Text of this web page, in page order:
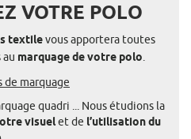
VOTRE POLO
textilevous apportera toutes
au marquage de votre polo.
de marquage
quadri ... Nous étudions la
visuelet de l’utilisation du